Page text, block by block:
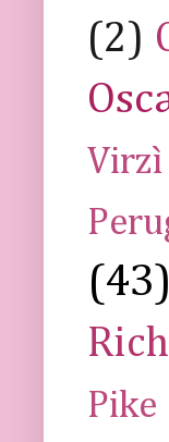
(2)
Virzì
(43)
Pike